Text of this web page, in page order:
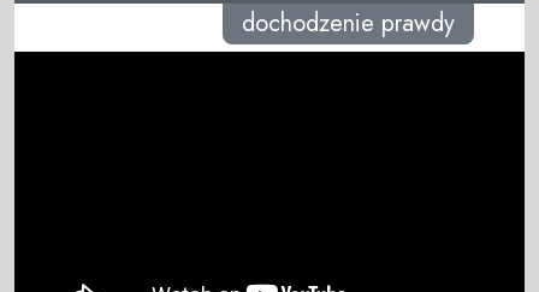
dochodzenie prawdy